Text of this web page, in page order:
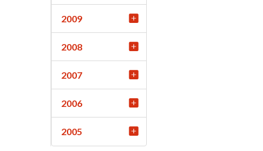
2009
2008
2007
2006
2005